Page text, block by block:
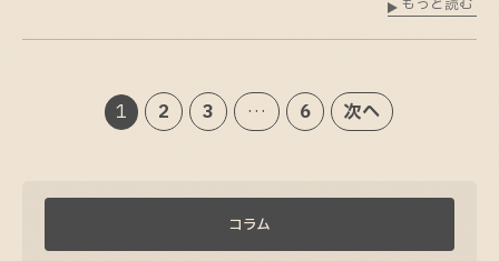
もっと読む
1 2 3 … 6 次へ
コラム